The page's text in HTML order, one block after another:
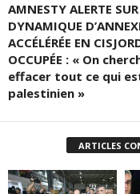
AMNESTY ALERTE
DYNAMIQUE
ACCÉLÉRÉE EN
OCCUPÉE : « On
effacer tout ce qui
palestinien »
ARTICLES